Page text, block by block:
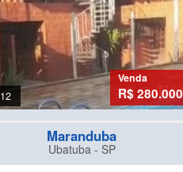
12
Venda
R$ 280.000
Maranduba
Ubatuba - SP